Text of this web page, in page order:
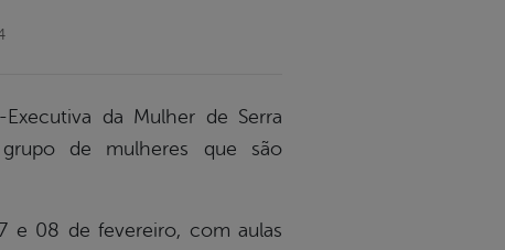
da Mulher de Serra
de mulheres que são
e 08 de fevereiro, com aulas